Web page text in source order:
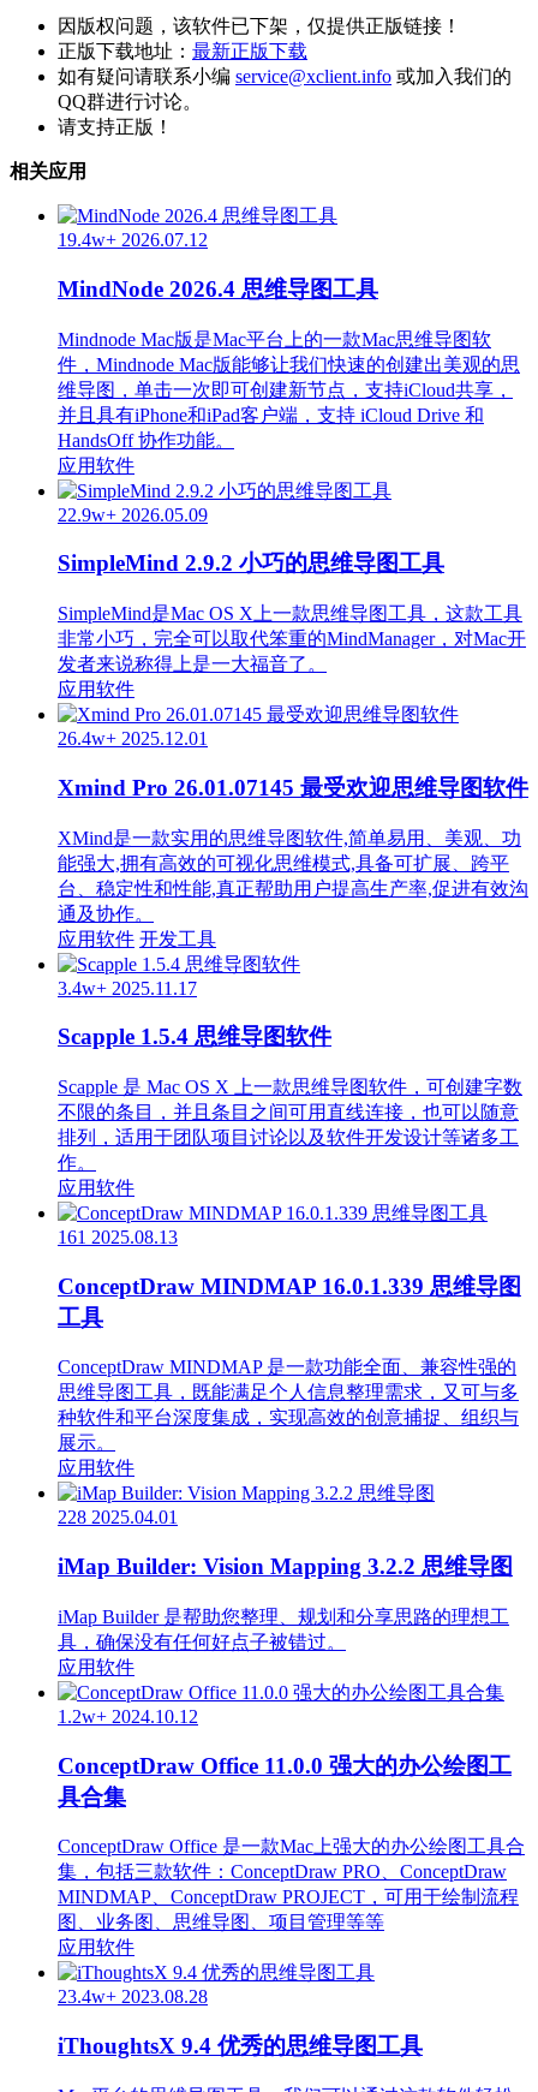
因版权问题，该软件已下架，仅提供正版链接！
正版下载地址： 最新正版下载
如有疑问请联系小编 service@xclient.info 或加入我们的
QQ群进行讨论。
请支持正版！
相关应用
19.4w+ 2026.07.12
MindNode 2026.4 思维导图工具
Mindnode Mac版是Mac平台上的一款Mac思维导图软
件，Mindnode Mac版能够让我们快速的创建出美观的思
维导图，单击一次即可创建新节点，支持iCloud共享，
并且具有iPhone和iPad客户端，支持 iCloud Drive 和
HandsOff 协作功能。
应用软件
22.9w+ 2026.05.09
SimpleMind 2.9.2 小巧的思维导图工具
SimpleMind是Mac OS X上一款思维导图工具，这款工具
非常小巧，完全可以取代笨重的MindManager，对Mac开
发者来说称得上是一大福音了。
应用软件
26.4w+ 2025.12.01
Xmind Pro 26.01.07145 最受欢迎思维导图软件
XMind是一款实用的思维导图软件,简单易用、美观、功
能强大,拥有高效的可视化思维模式,具备可扩展、跨平
台、稳定性和性能,真正帮助用户提高生产率,促进有效沟
通及协作。
应用软件 开发工具
3.4w+ 2025.11.17
Scapple 1.5.4 思维导图软件
Scapple 是 Mac OS X 上一款思维导图软件，可创建字数
不限的条目，并且条目之间可用直线连接，也可以随意
排列，适用于团队项目讨论以及软件开发设计等诸多工
作。
应用软件
161 2025.08.13
ConceptDraw MINDMAP 16.0.1.339 思维导图
工具
ConceptDraw MINDMAP 是一款功能全面、兼容性强的
思维导图工具，既能满足个人信息整理需求，又可与多
种软件和平台深度集成，实现高效的创意捕捉、组织与
展示。
应用软件
228 2025.04.01
iMap Builder: Vision Mapping 3.2.2 思维导图
iMap Builder 是帮助您整理、规划和分享思路的理想工
具，确保没有任何好点子被错过。
应用软件
1.2w+ 2024.10.12
ConceptDraw Office 11.0.0 强大的办公绘图工
具合集
ConceptDraw Office 是一款Mac上强大的办公绘图工具合
集，包括三款软件：ConceptDraw PRO、ConceptDraw
MINDMAP、ConceptDraw PROJECT，可用于绘制流程
图、业务图、思维导图、项目管理等等
应用软件
23.4w+ 2023.08.28
iThoughtsX 9.4 优秀的思维导图工具